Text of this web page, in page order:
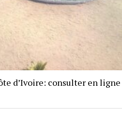
d’Ivoire: consulter en